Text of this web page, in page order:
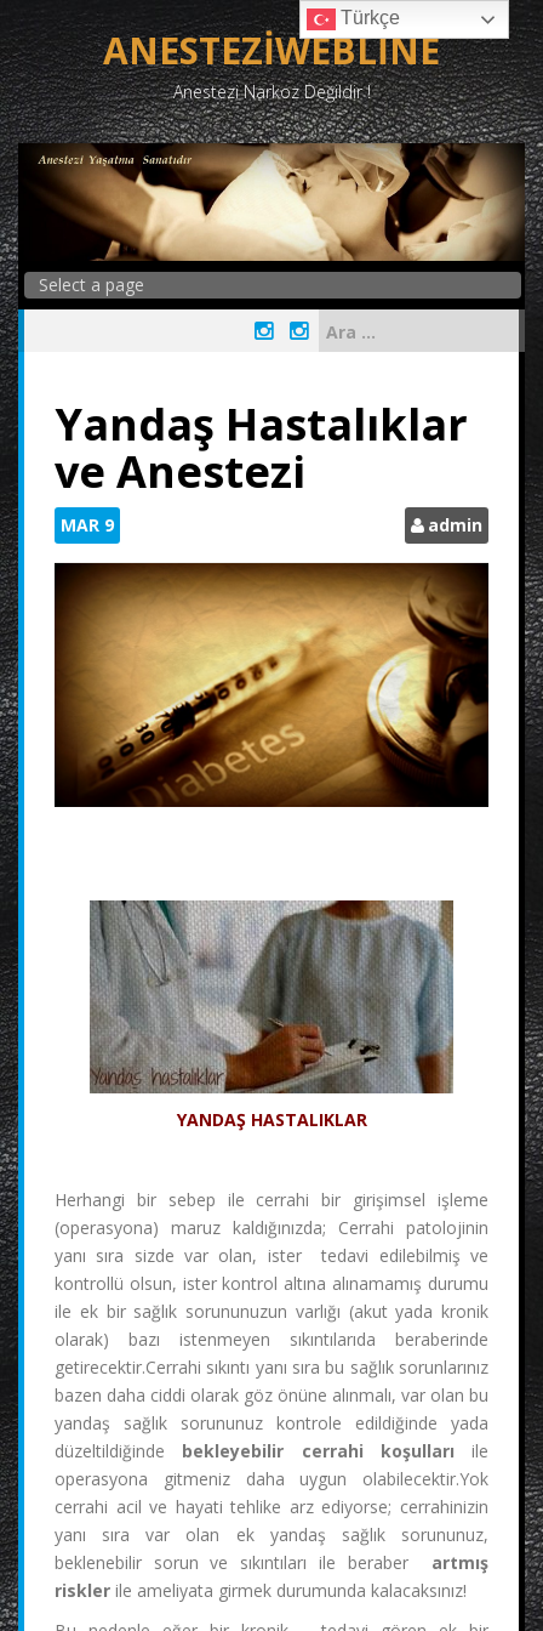
to
content
ANESTEZİWEBLİNE
Anestezi Narkoz Değildir !
Yandaş Hastalıklar
ve Anestezi
MAR 9 admin
YANDAŞ HASTALIKLAR
Herhangi bir sebep ile cerrahi bir girişimsel işleme
(operasyona) maruz kaldığınızda; Cerrahi patolojinin
yanı sıra sizde var olan, ister tedavi edilebilmiş ve
kontrollü olsun, ister kontrol altına alınamamış durumu
ile ek bir sağlık sorununuzun varlığı (akut yada kronik
olarak) bazı istenmeyen sıkıntılarıda beraberinde
getirecektir.Cerrahi sıkıntı yanı sıra bu sağlık sorunlarınız
bazen daha ciddi olarak göz önüne alınmalı, var olan bu
yandaş sağlık sorununuz kontrole edildiğinde yada
düzeltildiğinde bekleyebilir cerrahi koşulları ile
operasyona gitmeniz daha uygun olabilecektir.Yok
cerrahi acil ve hayati tehlike arz ediyorse; cerrahinizin
yanı sıra var olan ek yandaş sağlık sorununuz,
beklenebilir sorun ve sıkıntıları ile beraber
artmış
riskler ile ameliyata girmek durumunda kalacaksınız!
Türkçe